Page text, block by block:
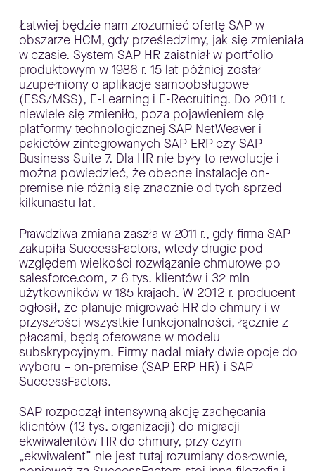
Łatwiej będzie nam zrozumieć ofertę SAP w
obszarze HCM, gdy prześledzimy, jak się zmieniała
w czasie. System SAP HR zaistniał w portfolio
produktowym w 1986 r. 15 lat później został
uzupełniony o aplikacje samoobsługowe
(ESS/MSS), E-Learning i E-Recruiting. Do 2011 r.
niewiele się zmieniło, poza pojawieniem się
platformy technologicznej SAP NetWeaver i
pakietów zintegrowanych SAP ERP czy SAP
Business Suite 7. Dla HR nie były to rewolucje i
można powiedzieć, że obecne instalacje on-
premise nie różnią się znacznie od tych sprzed
kilkunastu lat.
Prawdziwa zmiana zaszła w 2011 r., gdy firma SAP
zakupiła SuccessFactors, wtedy drugie pod
względem wielkości rozwiązanie chmurowe po
salesforce.com, z 6 tys. klientów i 32 mln
użytkowników w 185 krajach. W 2012 r. producent
ogłosił, że planuje migrować HR do chmury i w
przyszłości wszystkie funkcjonalności, łącznie z
płacami, będą oferowane w modelu
subskrypcyjnym. Firmy nadal miały dwie opcje do
wyboru – on-premise (SAP ERP HR) i SAP
SuccessFactors.
SAP rozpoczął intensywną akcję zachęcania
klientów (13 tys. organizacji) do migracji
ekwiwalentów HR do chmury, przy czym
„ekwiwalent” nie jest tutaj rozumiany dosłownie,